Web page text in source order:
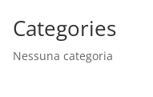
Categories
Nessuna categoria